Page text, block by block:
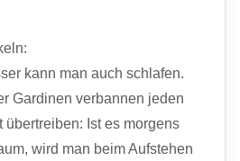
kann man auch schlafen.
Gardinen verbannen jeden
übertreiben: Ist es morgens
wird man beim Aufstehen